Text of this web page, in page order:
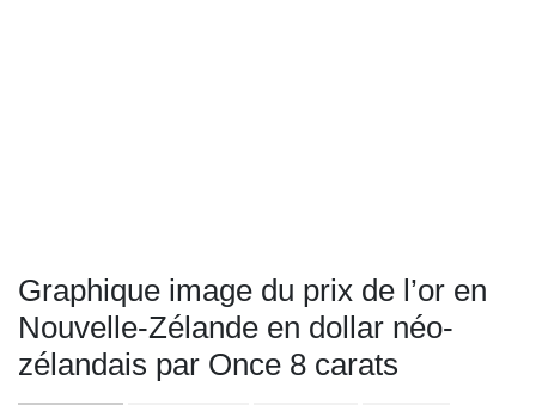
Graphique image du prix de l’or en
Nouvelle-Zélande en dollar néo-
zélandais par Once 8 carats